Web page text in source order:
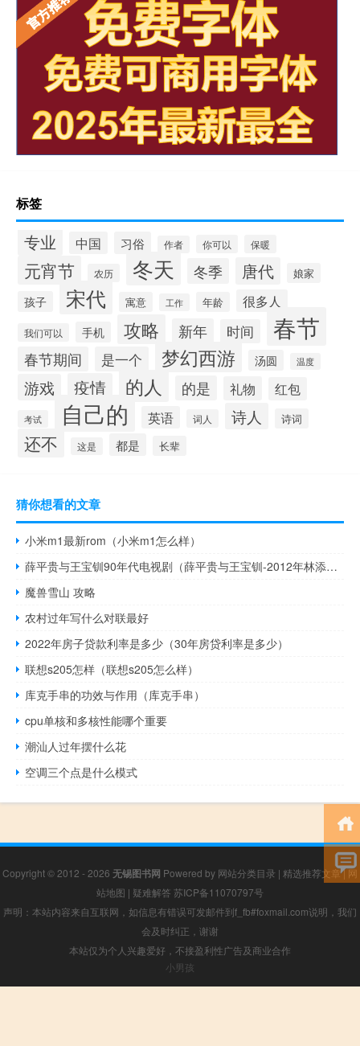
标签
专业 中国 习俗 作者 你可以 保暖
元宵节 农历 冬天 冬季 唐代 娘家
孩子 宋代 寓意 工作 年龄 很多人
我们可以 手机 攻略 新年 时间 春节
春节期间 是一个 梦幻西游 汤圆 温度
游戏 疫情 的人 的是 礼物 红包
考试 自己的 英语 词人 诗人 诗词
还不 这是 都是 长辈
猜你想看的文章
小米m1最新rom（小米m1怎么样）
薛平贵与王宝钏90年代电视剧（薛平贵与王宝钏-2012年林添一执导电视剧简介）
魔兽雪山 攻略
农村过年写什么对联最好
2022年房子贷款利率是多少（30年房贷利率是多少）
联想s205怎样（联想s205怎么样）
库克手串的功效与作用（库克手串）
cpu单核和多核性能哪个重要
潮汕人过年摆什么花
空调三个点是什么模式
Copyright © 2012 - 2026 无锡图书网 Powered by 网站分类目录 | 精选推荐文章|网
站地图 | 疑难解答 苏ICP备11070797号
声明：本站内容来自互联网，如信息有错误可发邮件到f_fb#foxmail.com说明，我们
会及时纠正，谢谢
本站仅为个人兴趣爱好，不接盈利性广告及商业合作
小男孩